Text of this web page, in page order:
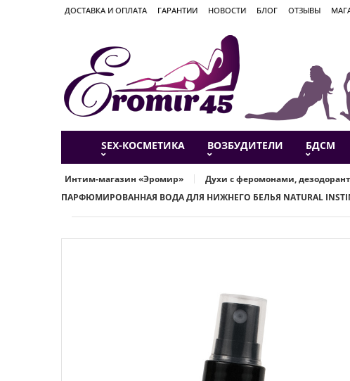
ДОСТАВКА И ОПЛАТА ГАРАНТИИ НОВОСТИ БЛОГ ОТЗЫВЫ
SEX-КОСМЕТИКА ВОЗБУДИТЕЛИ БДСМ
Интим-магазин «Эромир» Духи с феромонами,
ПАРФЮМИРОВАННАЯ ВОДА ДЛЯ НИЖНЕГО БЕЛЬЯ NATURAL